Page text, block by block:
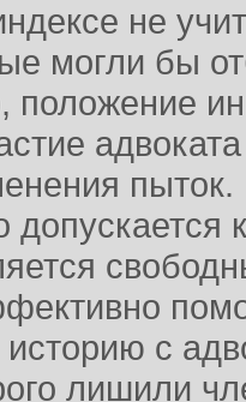
не
могли бы
допускается
с
лишили